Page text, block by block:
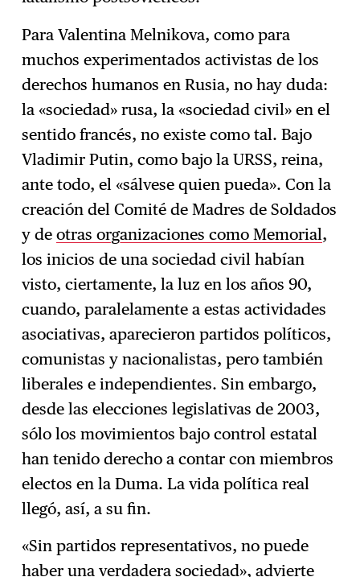
Para Valentina Melnikova, como para
muchos experimentados activistas de los
derechos humanos en Rusia, no hay duda:
la «sociedad» rusa, la «sociedad civil» en el
sentido francés, no existe como tal. Bajo
Vladimir Putin, como bajo la URSS, reina,
ante todo, el «sálvese quien pueda». Con la
creación del Comité de Madres de Soldados
y deotras organizaciones como Memorial,
los inicios de una sociedad civil habían
visto, ciertamente, la luz en los años 90,
cuando, paralelamente a estas actividades
asociativas, aparecieron partidos políticos,
comunistas y nacionalistas, pero también
liberales e independientes. Sin embargo,
desde las elecciones legislativas de 2003,
sólo los movimientos bajo control estatal
han tenido derecho a contar con miembros
electos en la Duma. La vida política real
llegó, así, a su fin.
«Sin partidos representativos, no puede
haber una verdadera sociedad», advierte